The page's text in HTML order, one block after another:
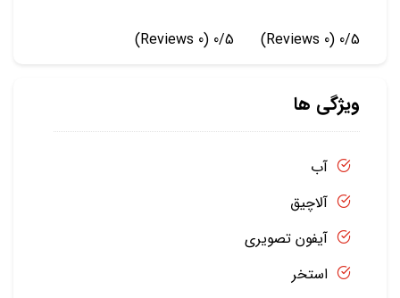
0/5
(0 Reviews)
0/5
(0 Reviews)
ویژگی ها
آب
آلاچیق
آیفون تصویری
استخر